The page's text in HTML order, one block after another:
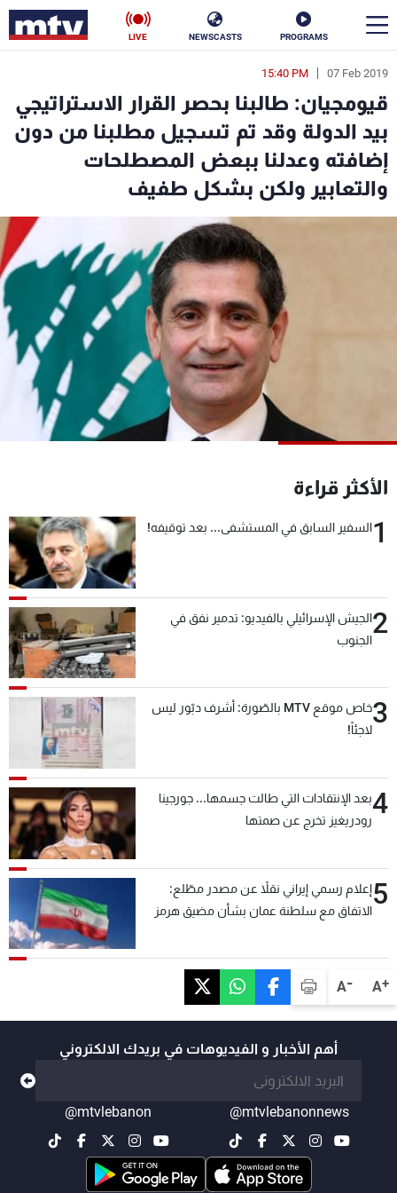
PROGRAMS
NEWSCASTS
LIVE
A+
A-
07 Feb 2019
15:40 PM
قيومجيان: طالبنا بحصر القرار الاستراتيجي
بيد الدولة وقد تم تسجيل مطلبنا من دون
إضافته وعدلنا ببعض المصطلحات
والتعابير ولكن بشكل طفيف
الأكثر قراءة
1السفير السابق في المستشفى... بعد توقيفه!
2الجيش الإسرائيلي بالفيديو: تدمير نفق في
الجنوب
3
خاص موقع MTV بالصّورة: أشرف دبّور ليس
لاجئاً!
4بعد الإنتقادات التي طالت جسمها... جورجينا
رودريغيز تخرج عن صمتها
5إعلام رسمي إيراني نقلاً عن مصدر مطّلع:
الاتفاق مع سلطنة عمان بشأن مضيق هرمز
أهم الأخبار و الفيديوهات في بريدك الالكتروني
@mtvlebanonnews
@mtvlebanon
en
الأخبار
سياسة ناس
إقتصاد
رياضة
الترددات
عن MTV
لاعلاناتكم
شروط الإسـتخدام
سياسة الخصوصية